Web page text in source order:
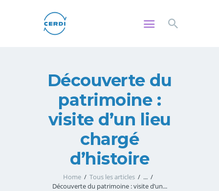
Découverte du
patrimoine :
visite d’un lieu
chargé
d’histoire
Home Tous les articles
...
Découverte du patrimoine : visite d’un...
PROJET
RENCONTRES
ÉCOLES
CONFÉRENCES
CITOYENNETÉ
ADHÉRER
CONTACT